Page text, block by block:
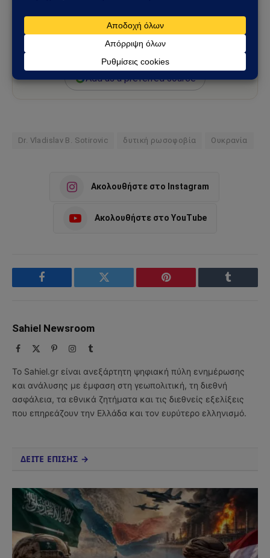
Ακολούθησε το Sahiel στο Google News
Πρόσθεσε το Sahiel ως προτιμώμενη πηγή για να λαμβάνεις
Add as a preferred source
Dr. Vladislav B. Sotirovic δυτική ρωσοφοβία Ουκρανία
Ακολουθήστε στο Instagram
Ακολουθήστε στο YouTube
Facebook Twitter Pinterest Tumblr
Sahiel Newsroom
Facebook PinterestInstagram
Tumblr
Το Sahiel.gr είναι ανεξάρτητη ψηφιακή πύλη ενημέρωσης
και ανάλυσης με έμφαση στη γεωπολιτική, τη διεθνή
ασφάλεια, τα εθνικά ζητήματα και τις διεθνείς εξελίξεις
που επηρεάζουν την Ελλάδα και τον ευρύτερο ελληνισμό.
ΔΕΙΤΕ ΕΠΙΣΗΣ →